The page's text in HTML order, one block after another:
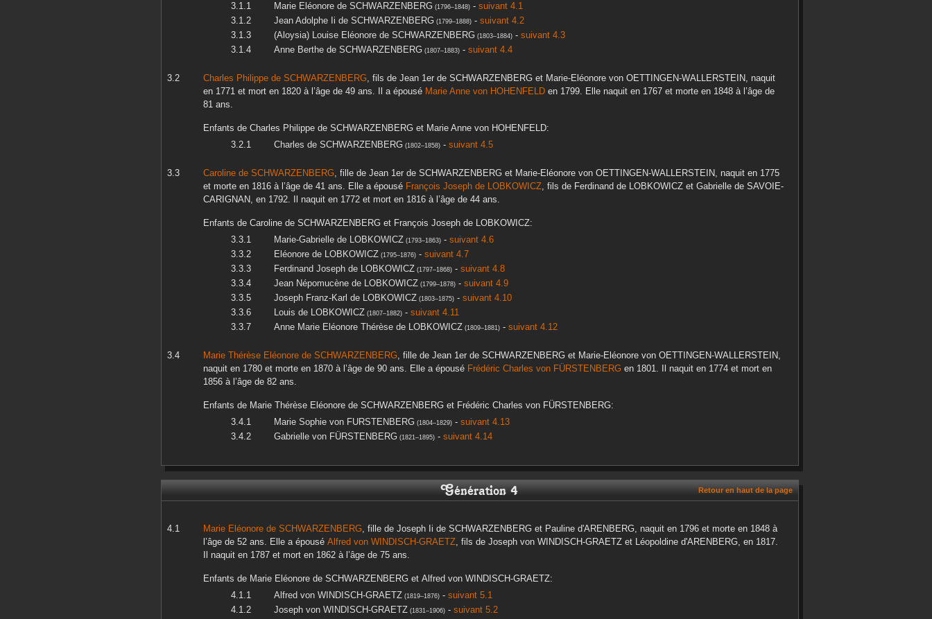
Marie Eléonorede SCHWARZENBERG(1796–1848)- suivant 4.1
Jean Adolphe Ii de SCHWARZENBERG(1799–1888)- suivant 4.2
(Aloysia) Louise Eléonorede SCHWARZENBERG(1803–1884)- suivant 4.3
Anne Berthede SCHWARZENBERG(1807–1883)- suivant 4.4
Charles Philippe de SCHWARZENBERG, fils de Jean 1er de SCHWARZENBERG et Marie-Eléonore von OETTINGEN-WALLERSTEIN, naquit
en 1771 et mort en 1820 à l’âge de 49 ans. Il a épousé Marie Anne von HOHENFELD en 1799. Elle naquit en 1767 et morte en 1848 à l’âge de
81 ans.
Enfants de Charles Philippe de SCHWARZENBERG et Marie Anne von HOHENFELD:
Charles de SCHWARZENBERG(1802–1858)- suivant 4.5
Caroline de SCHWARZENBERG, fille de Jean 1er de SCHWARZENBERG et Marie-Eléonore von OETTINGEN-WALLERSTEIN, naquit en 1775
et morte en 1816 à l’âge de 41 ans. Elle a épousé François Joseph de LOBKOWICZ, fils de Ferdinand de LOBKOWICZ et Gabrielle de SAVOIE-
CARIGNAN, en 1792. Il naquit en 1772 et mort en 1816 à l’âge de 44 ans.
Enfants de Caroline de SCHWARZENBERG et François Joseph de LOBKOWICZ:
Marie-Gabriellede LOBKOWICZ(1793–1863)- suivant 4.6
Eléonorede LOBKOWICZ(1795–1876)- suivant 4.7
Ferdinand Josephde LOBKOWICZ(1797–1868)- suivant 4.8
Jean Népomucènede LOBKOWICZ(1799–1878)- suivant 4.9
Joseph Franz-Karl de LOBKOWICZ(1803–1875)- suivant 4.10
Louis de LOBKOWICZ(1807–1882)- suivant 4.11
Anne Marie Eléonore Thérèsede LOBKOWICZ(1809–1881)- suivant 4.12
Marie Thérèse Eléonore de SCHWARZENBERG, fille de Jean 1er de SCHWARZENBERG et Marie-Eléonore von OETTINGEN-WALLERSTEIN,
naquit en 1780 et morte en 1870 à l’âge de 90 ans. Elle a épousé Frédéric Charles von FÜRSTENBERG en 1801. Il naquit en 1774 et mort en
1856 à l’âge de 82 ans.
Enfants de Marie Thérèse Eléonore de SCHWARZENBERG et Frédéric Charles von FÜRSTENBERG:
Marie Sophievon FURSTENBERG(1804–1829)- suivant 4.13
Gabriellevon FÜRSTENBERG(1821–1895)- suivant 4.14
Génération 4 Retour en haut de la page
Marie Eléonore de SCHWARZENBERG, fille de Joseph Ii de SCHWARZENBERG et Pauline d'ARENBERG, naquit en 1796 et morte en 1848 à
l’âge de 52 ans. Elle a épousé Alfred von WINDISCH-GRAETZ, fils de Joseph von WINDISCH-GRAETZ et Léopoldine d'ARENBERG, en 1817.
Il naquit en 1787 et mort en 1862 à l’âge de 75 ans.
Enfants de Marie Eléonore de SCHWARZENBERG et Alfred von WINDISCH-GRAETZ:
Alfred von WINDISCH-GRAETZ(1819–1876)- suivant 5.1
Josephvon WINDISCH-GRAETZ(1831–1906)- suivant 5.2